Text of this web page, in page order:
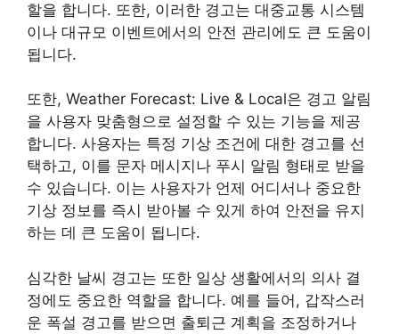
할을 합니다. 또한, 이러한 경고는 대중교통 시스템
이나 대규모 이벤트에서의 안전 관리에도 큰 도움이
됩니다.
또한, Weather Forecast: Live & Local은 경고 알림
을 사용자 맞춤형으로 설정할 수 있는 기능을 제공
합니다. 사용자는 특정 기상 조건에 대한 경고를 선
택하고, 이를 문자 메시지나 푸시 알림 형태로 받을
수 있습니다. 이는 사용자가 언제 어디서나 중요한
기상 정보를 즉시 받아볼 수 있게 하여 안전을 유지
하는 데 큰 도움이 됩니다.
심각한 날씨 경고는 또한 일상 생활에서의 의사 결
정에도 중요한 역할을 합니다. 예를 들어, 갑작스러
운 폭설 경고를 받으면 출퇴근 계획을 조정하거나